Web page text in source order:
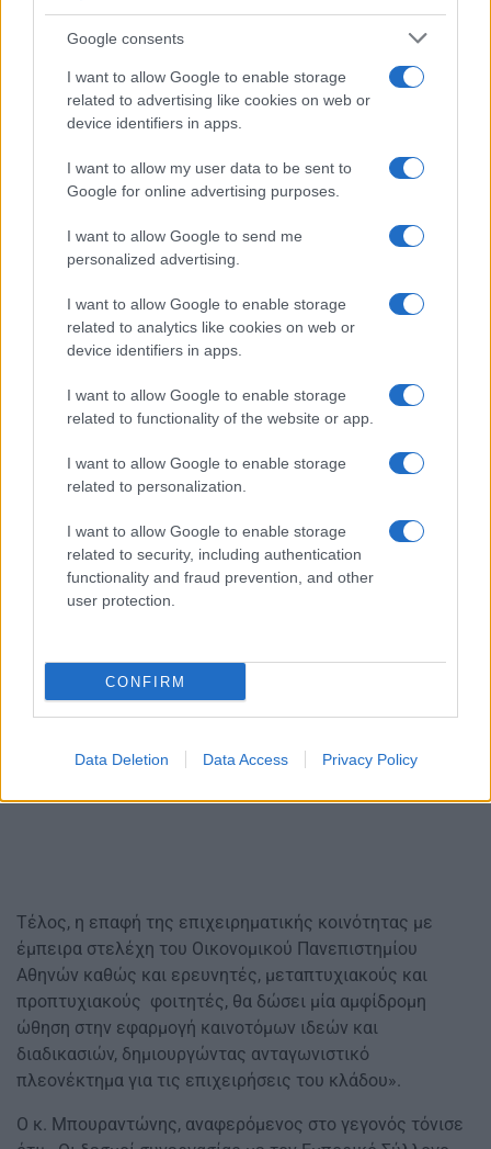
Google consents
I want to allow Google to enable storage
related to advertising like cookies on web or
device identifiers in apps.
I want to allow my user data to be sent to
Google for online advertising purposes.
I want to allow Google to send me
personalized advertising.
I want to allow Google to enable storage
related to analytics like cookies on web or
device identifiers in apps.
I want to allow Google to enable storage
related to functionality of the website or app.
I want to allow Google to enable storage
related to personalization.
I want to allow Google to enable storage
related to security, including authentication
functionality and fraud prevention, and other
user protection.
CONFIRM
Data Deletion Data Access Privacy Policy
μία δημιουργική διαδρομή προς την ψηφιακή εποχή. Η
σύνδεση της αγοράς εργασίας με την εκπαιδευτική
κοινότητα, αφενός θα εντάξει τους φοιτητές από νωρίς
στο στίβο της πραγματικής αγοράς και αφετέρου θα
δημιουργήσει αποτελεσματικά εργαλεία για τις
καταναλωτικά πρότυπα που διαμορφώνονται για το
λιανικό εμπόριο την επόμενη ημέρα της πανδημίας.
Τέλος, η επαφή της επιχειρηματικής κοινότητας με
έμπειρα στελέχη του Οικονομικού Πανεπιστημίου
Αθηνών καθώς και ερευνητές, μεταπτυχιακούς και
προπτυχιακούς φοιτητές, θα δώσει μία αμφίδρομη
ώθηση στην εφαρμογή καινοτόμων ιδεών και
διαδικασιών, δημιουργώντας ανταγωνιστικό
πλεονέκτημα για τις επιχειρήσεις του κλάδου».
Ο κ. Μπουραντώνης, αναφερόμενος στο γεγονός τόνισε